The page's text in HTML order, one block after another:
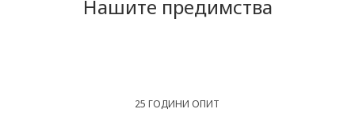
Нашите предимства
25 ГОДИНИ ОПИТ